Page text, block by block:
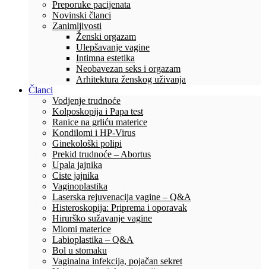
Preporuke pacijenata
Novinski članci
Zanimljivosti
Ženski orgazam
Ulepšavanje vagine
Intimna estetika
Neobavezan seks i orgazam
Arhitektura ženskog uživanja
Članci
Vodjenje trudnoće
Kolposkopija i Papa test
Ranice na grliću materice
Kondilomi i HP-Virus
Ginekološki polipi
Prekid trudnoće – Abortus
Upala jajnika
Ciste jajnika
Vaginoplastika
Laserska rejuvenacija vagine – Q&A
Histeroskopija: Priprema i oporavak
Hirurško sužavanje vagine
Miomi materice
Labioplastika – Q&A
Bol u stomaku
Vaginalna infekcija, pojačan sekret